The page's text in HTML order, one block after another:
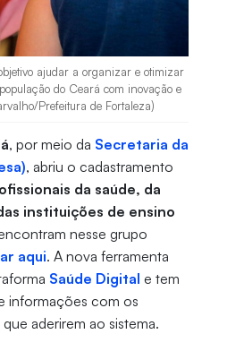
ajudar a organizar e otimizar
do Ceará com inovação e
Prefeitura de Fortaleza)
, por meio da Secretaria da
, abriu o cadastramento
da saúde, da
instituições de ensino
nesse grupo
aqui. A nova ferramenta
Saúde Digital e tem
informações com os
aderirem ao sistema.